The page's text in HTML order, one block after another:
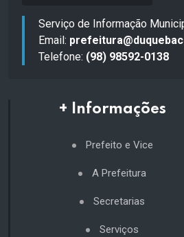
Serviço de Informação
Email:
Telefone: (98) 98592-0138
+ Informações
Prefeito e Vice
A Prefeitura
Secretarias
Serviços